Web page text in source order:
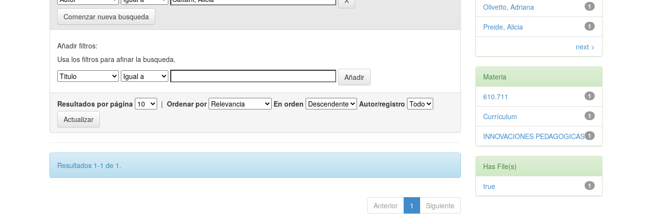
Comenzar nueva busqueda
Añadir filtros:
Usa los filtros para afinar la busqueda.
Resultados por página | Ordenar por En orden Autor/registro
Resultados 1-1 de 1.
Anterior 1 Siguiente
1
Olivetto, Adriana
1
Preide, Alicia
next >
Materia
1
610.711
1
Currículum
1
INNOVACIONES PEDAGOGICAS
Has File(s)
1
true